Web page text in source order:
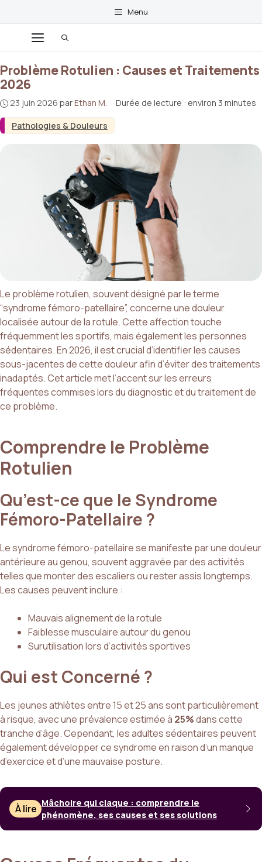
contenu
Menu
Menu
Pathologies & Douleurs
Problème Rotulien : Causes et Traitements
2026
23 juin 2026 parEthan M. · Durée de lecture : environ 3 minutes
Le problème rotulien, souvent désigné par le terme
“syndrome fémoro-patellaire”, concerne une douleur
localisée autour de la rotule. Cette affection touche
fréquemment les sportifs, mais également les personnes
sédentaires. En 2026, il est crucial d’identifier les causes
sous-jacentes de cette douleur afin d’éviter des traitements
inadaptés. Cet article met l’accent sur les erreurs
fréquentes commises lors du diagnostic et du traitement de
ce problème.
Comprendre le Problème
Rotulien
Qu’est-ce que le Syndrome
Fémoro-Patellaire ?
Le syndrome fémoro-patellaire se manifeste par une douleur
antérieure au genou, souvent aggravée par des activités
telles que monter des escaliers ou rester assis longtemps.
Les causes peuvent inclure :
Mauvais alignement de la rotule
Faiblesse musculaire autour du genou
Surutilisation lors d’activités sportives
Qui est Concerné ?
Les jeunes athlètes entre 15 et 25 ans sont particulièrement
à risque, avec une prévalence estimée à 25%dans cette
tranche d’âge. Cependant, les adultes sédentaires peuvent
également développer ce syndrome en raison d’un manque
d’exercice et d’une mauvaise posture.
À lire Mâchoire qui claque : comprendre le
phénomène, ses causes et ses solutions